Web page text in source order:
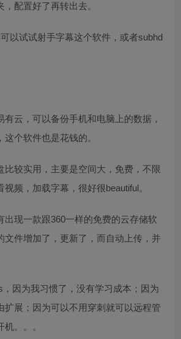
配置好了再转出去。
以试试射手字幕这个软件，或者subhd
有云，可以备份手机和电脑上的数据，
个软件也是花钱的。
比较实用，主要是空间大，免费，不限
频，加载字幕，很好很beautiful。
出现一款跟360一样的免费的云存储软
文件增加了，更新了，而自动上传，并
因为我习惯了，没有学习成本；因为
扩展；因为可以不用穿刺就可以远程管
。。。